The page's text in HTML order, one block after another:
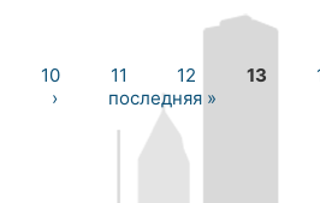
10 11 12 13
›
последняя »